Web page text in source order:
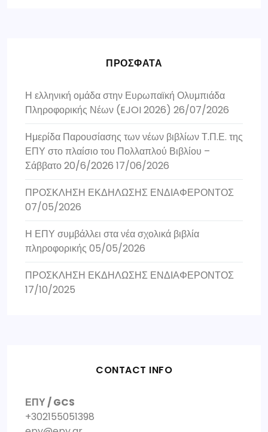
ΠΡΟΣΦΑΤΑ
Η ελληνική ομάδα στην Ευρωπαϊκή Ολυμπιάδα
Πληροφορικής Νέων (EJOI 2026) 26/07/2026
Ημερίδα Παρουσίασης των νέων βιβλίων Τ.Π.Ε. της
ΕΠΥ στο πλαίσιο του Πολλαπλού Βιβλίου –
Σάββατο 20/6/2026 17/06/2026
ΠΡΟΣΚΛΗΣΗ ΕΚΔΗΛΩΣΗΣ ΕΝΔΙΑΦΕΡΟΝΤΟΣ
07/05/2026
Η ΕΠΥ συμβάλλει στα νέα σχολικά βιβλία
πληροφορικής 05/05/2026
ΠΡΟΣΚΛΗΣΗ ΕΚΔΗΛΩΣΗΣ ΕΝΔΙΑΦΕΡΟΝΤΟΣ
17/10/2025
CONTACT INFO
ΕΠΥ / GCS
+302155051398